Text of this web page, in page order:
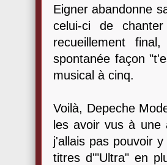
Eigner abandonne
celui-ci de
recueillement
spontanée façon
musical à cinq.
Voilà, Depeche
les avoir vus à une
j'allais pas pouvoir
titres d'"Ultra" en